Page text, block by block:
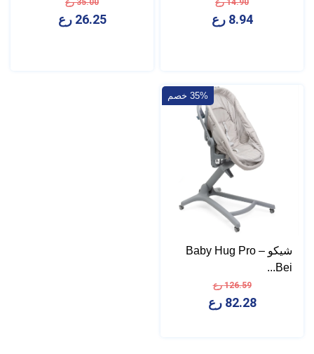
14.90 رع
8.94 رع
35.00 رع
26.25 رع
35% خصم
شيكو Baby Hug Pro –
Bei...
126.59 رع
82.28 رع